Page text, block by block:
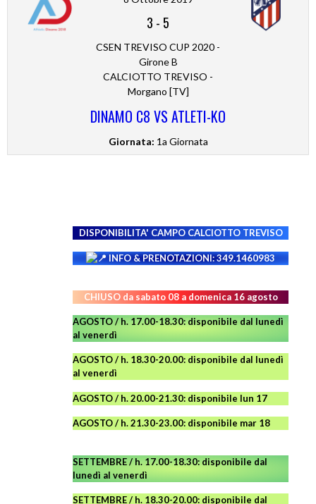
3 - 5
CSEN TREVISO CUP 2020 -
Girone B
CALCIOTTO TREVISO -
Morgano [TV]
DINAMO C8 VS ATLETI-KO
Giornata: 1a Giornata
DISPONIBILITA' CAMPO CALCIOTTO TREVISO
INFO & PRENOTAZIONI: 349.1460983
CHIUSO da sabato 08 a domenica 16 agosto
AGOSTO / h. 17.00-18.30: disponibile dal lunedì
al venerdì
AGOSTO/ h. 18.30-20.00: disponibile dal lunedì
al venerdì
AGOSTO / h. 20.00-21.30: disponibile lun 17
AGOSTO/ h. 21.30-23.00: disponibile mar 18
SETTEMBRE / h. 17.00-18.30: disponibile dal
lunedì al venerdì
SETTEMBRE / h. 18.30-20.00: disponibile dal